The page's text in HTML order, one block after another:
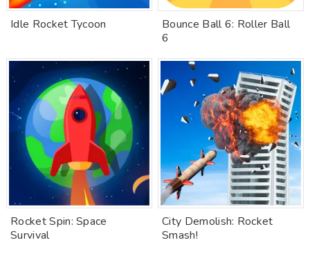
Idle Rocket Tycoon
Bounce Ball 6: Roller Ball
6
Rocket Spin: Space
Survival
City Demolish: Rocket
Smash!